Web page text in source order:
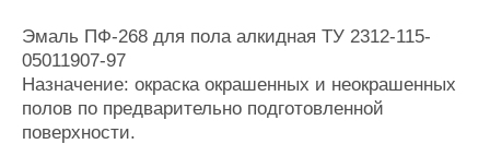
Эмаль ПФ-268 для пола алкидная ТУ 2312-115-
05011907-97
Назначение: окраска окрашенных и неокрашенных
полов по предварительно подготовленной
поверхности.